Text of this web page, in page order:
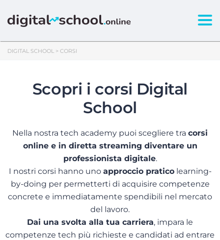
DIGITAL SCHOOL > CORSI
Scopri i corsi Digital
School
Nella nostra tech academy puoi scegliere tra corsi
online e in diretta streaming diventare un
professionista digitale.
I nostri corsi hanno uno approccio praticolearning-
by-doing per permetterti di acquisire competenze
concrete e immediatamente spendibili nel mercato
del lavoro.
Dai una svolta alla tua carriera, impara le
competenze tech più richieste e candidati ad entrare